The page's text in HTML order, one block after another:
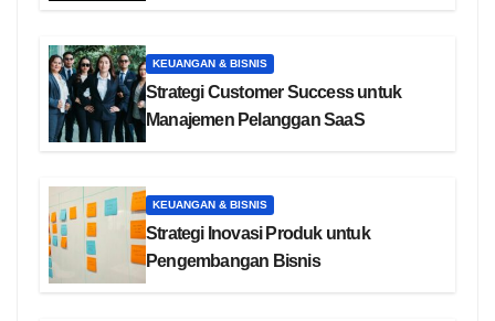
KEUANGAN & BISNIS
Strategi Customer Success untuk
Manajemen Pelanggan SaaS
KEUANGAN & BISNIS
Strategi Inovasi Produk untuk
Pengembangan Bisnis